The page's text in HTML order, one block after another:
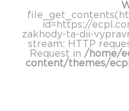
id=https://
zakhody-ta-dii-
stream: HTTP
Request in /home/
content/themes/